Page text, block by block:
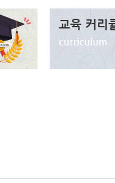
교육 커리
curriculum